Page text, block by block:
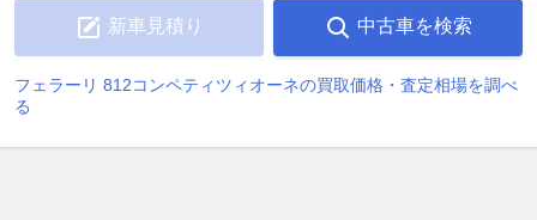
新車見積り 中古車を検索
フェラーリ 812コンペティツィオーネの買取価格・査定相場を調べ
る